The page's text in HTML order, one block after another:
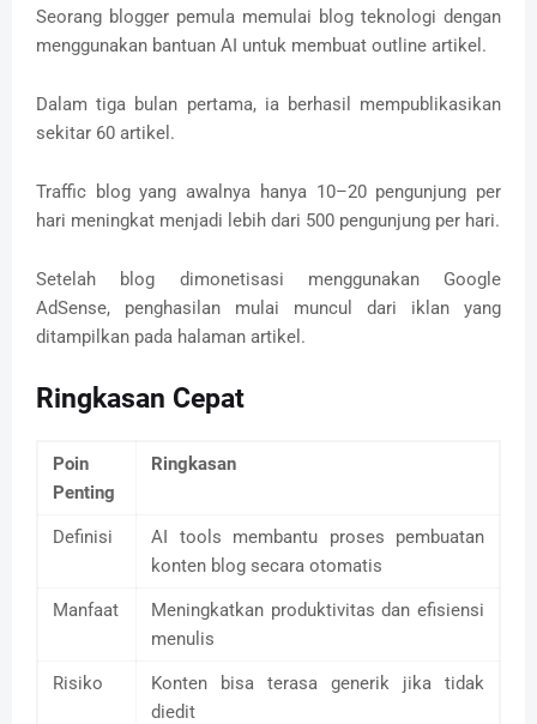
Seorang blogger pemula memulai blog teknologi dengan
menggunakan bantuan AI untuk membuat outline artikel.
Dalam tiga bulan pertama, ia berhasil mempublikasikan
sekitar 60 artikel.
Traffic blog yang awalnya hanya 10–20 pengunjung per
hari meningkat menjadi lebih dari 500 pengunjung per hari.
Setelah blog dimonetisasi menggunakan Google
AdSense, penghasilan mulai muncul dari iklan yang
ditampilkan pada halaman artikel.
Ringkasan Cepat
Poin
Penting
Ringkasan
Definisi
AI tools membantu proses pembuatan
konten blog secara otomatis
Manfaat
Meningkatkan produktivitas dan efisiensi
menulis
Risiko
Konten bisa terasa generik jika tidak
diedit